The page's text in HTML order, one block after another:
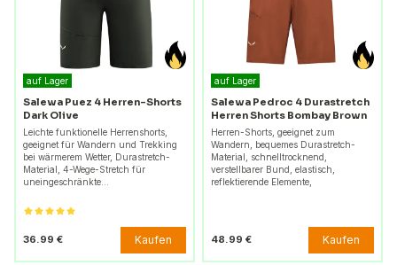
auf Lager
Salewa Puez 4 Herren-Shorts
Dark Olive
Leichte funktionelle Herrenshorts,
geeignet für Wandern und Trekking
bei wärmerem Wetter, Durastretch-
Material, 4-Wege-Stretch für
uneingeschränkte…
36.99 € Kaufen
auf Lager
Salewa Pedroc 4 Durastretch
Herren Shorts Bombay Brown
Herren-Shorts, geeignet zum
Wandern, bequemes Durastretch-
Material, schnelltrocknend,
verstellbarer Bund, elastisch,
reflektierende Elemente,
48.99 € Kaufen